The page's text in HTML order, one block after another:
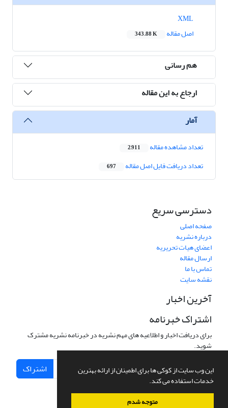
این وب سایت از کوکی ها برای اطمینان از ارائه بهترین
خدمات استفاده می کند.
متوجه شدم
اصل مقاله
343.88 K
هم رسانی
ارجاع به این مقاله
آمار
تعداد مشاهده مقاله 2,911
تعداد دریافت فایل اصل مقاله 697
دسترسی سریع
صفحه اصلی
درباره نشریه
اعضای هیات تحریریه
ارسال مقاله
تماس با ما
نقشه سایت
آخرین اخبار
اشتراک خبرنامه
برای دریافت اخبار و اطلاعیه های مهم نشریه در خبرنامه نشریه مشترک
شوید.
اشتراک